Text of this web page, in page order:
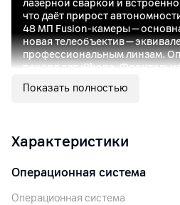
лазерной сваркой и
что даёт прирост
48 МП Fusion-камеры —
новая телеобъектив —
профессиональным линзам.
рекорд для iPhone.
теперь защищает не только
панель, обеспечивая в 3 раза
Показать полностью
Характеристики
Операционная система
Операционная система